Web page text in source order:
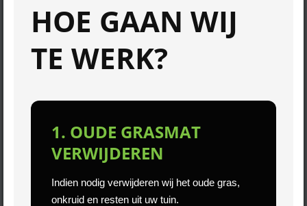
HOE GAAN WIJ
TE WERK?
1. OUDE GRASMAT
VERWIJDEREN
Indien nodig verwijderen wij het oude gras,
onkruid en resten uit uw tuin.